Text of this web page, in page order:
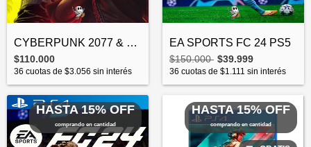
CYBERPUNK 2077 & PHANTOM LIBERTY PS5
$110.000
36 cuotas de $3.056 sin interés
EA SPORTS FC 24 PS5
$150.000 $39.999
36 cuotas de $1.111 sin interés
HASTA 15% OFF
comprando en cantidad
HASTA 15% OFF
comprando en cantidad